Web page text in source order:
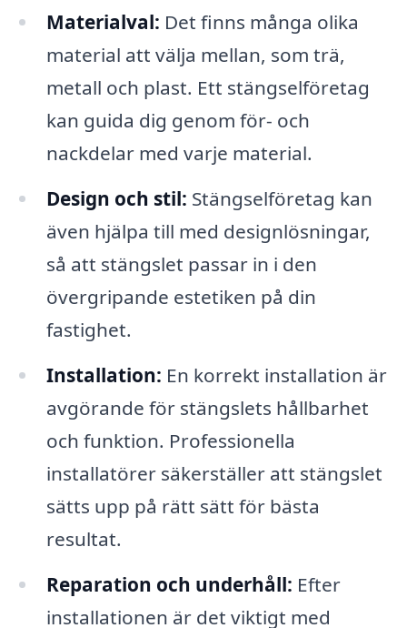
Materialval: Det finns många olika
material att välja mellan, som trä,
metall och plast. Ett stängselföretag
kan guida dig genom för- och
nackdelar med varje material.
Design och stil: Stängselföretag kan
även hjälpa till med designlösningar,
så att stängslet passar in i den
övergripande estetiken på din
fastighet.
Installation: En korrekt installation är
avgörande för stängslets hållbarhet
och funktion. Professionella
installatörer säkerställer att stängslet
sätts upp på rätt sätt för bästa
resultat.
Reparation och underhåll: Efter
installationen är det viktigt med